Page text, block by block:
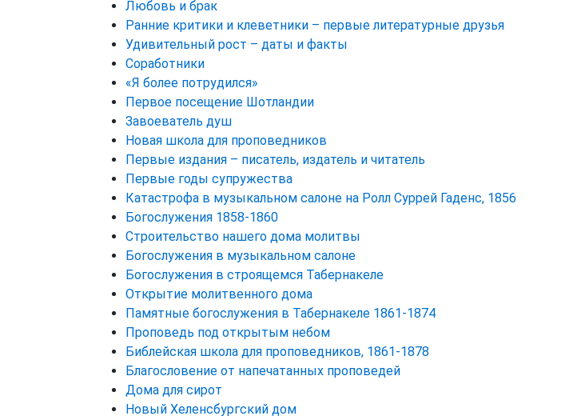
Любовь и брак
Ранние критики и клеветники – первые литературные друзья
Удивительный рост – даты и факты
Соработники
«Я более потрудился»
Первое посещение Шотландии
Завоеватель душ
Новая школа для проповедников
Первые издания – писатель, издатель и читатель
Первые годы супружества
Катастрофа в музыкальном салоне на Ролл Суррей Гаденс, 1856
Богослужения 1858-1860
Строительство нашего дома молитвы
Богослужения в музыкальном салоне
Богослужения в строящемся Табернакеле
Открытие молитвенного дома
Памятные богослужения в Табернакеле 1861-1874
Проповедь под открытым небом
Библейская школа для проповедников, 1861-1878
Благословение от напечатанных проповедей
Дома для сирот
Новый Хеленсбургский дом